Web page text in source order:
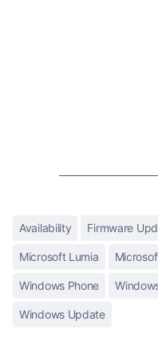
Availability Firmware
Microsoft Lumia
Windows Phone
Windows Update